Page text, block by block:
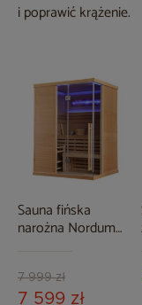
i poprawić krążenie.
Sauna fińska
narożna Nordum
7 999 zł
7 599 zł